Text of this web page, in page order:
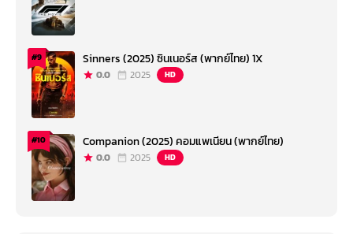
#9 Sinners (2025) ซินเนอร์ส (พากย์ไทย) 1X
0.0 2025 HD
#10 Companion (2025) คอมแพเนียน (พากย์ไทย)
0.0 2025 HD